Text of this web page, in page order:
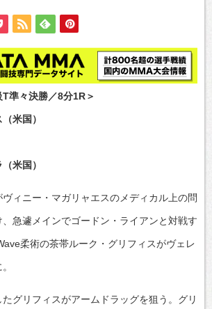
準々決勝／8分1R＞
米国）
米国）
ィニー・マガリャエスのメディカル上の問
急遽メインでゴードン・ライアンと対戦す
柔術の茶帯ルーク・グリフィスがヴェレ
グリフィスがアームドラッグを狙う。グリ